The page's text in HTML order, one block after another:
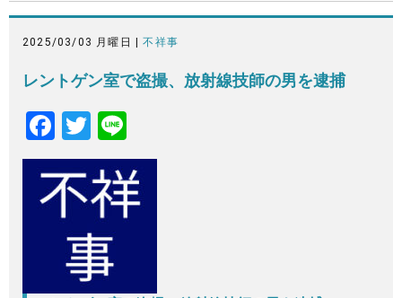
2025/03/03 月曜日 |不祥事
レントゲン室で盗撮、放射線技師の男を逮捕
F
a
c
e
b
o
T
wi
tt
er
n
e